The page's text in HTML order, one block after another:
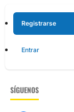
Registrarse
Entrar
SÍGUENOS